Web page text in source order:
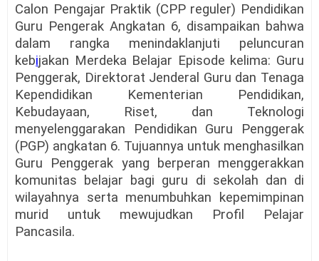
Calon Pengajar Praktik (CPP reguler) Pendidikan
Guru Pengerak Angkatan 6, disampaikan bahwa
dalam rangka menindaklanjuti peluncuran
kebijakan Merdeka Belajar Episode kelima: Guru
Penggerak, Direktorat Jenderal Guru dan Tenaga
Kependidikan Kementerian Pendidikan,
Kebudayaan, Riset, dan Teknologi
menyelenggarakan Pendidikan Guru Penggerak
(PGP) angkatan 6. Tujuannya untuk menghasilkan
Guru Penggerak yang berperan menggerakkan
komunitas belajar bagi guru di sekolah dan di
wilayahnya serta menumbuhkan kepemimpinan
murid untuk mewujudkan Profil Pelajar
Pancasila.